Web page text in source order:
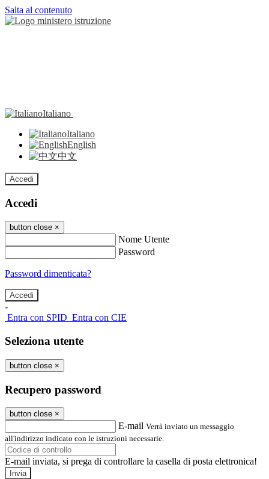
Salta al contenuto
Italiano
Italiano
English
中文
Accedi
Accedi
button close ×
Nome Utente
Password
Password dimenticata?
-
Entra con SPID Entra con CIE
Seleziona utente
button close ×
Recupero password
button close ×
E-mail Verrà inviato un messaggio
all'indirizzo indicato con le istruzioni necessarie.
E-mail inviata, si prega di controllare la casella di posta elettronica!